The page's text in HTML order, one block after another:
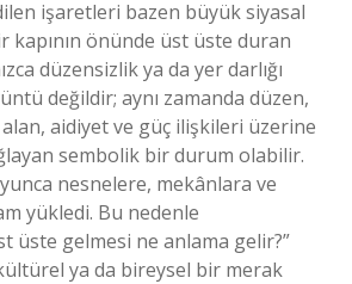
işaretleri bazen büyük siyasal
kapının önünde üst üste duran
düzensizlik ya da yer darlığı
değildir; aynı zamanda düzen,
aidiyet ve güç ilişkileri üzerine
sembolik bir durum olabilir.
nesnelere, mekânlara ve
yükledi. Bu nedenle
üste gelmesi ne anlama gelir?”
ya da bireysel bir merak